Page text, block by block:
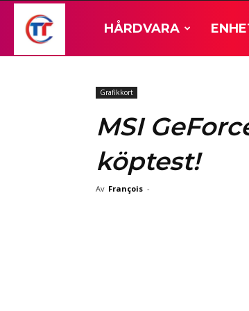
HÅRDVARA
Grafikkort
MSI
köptest!
Av François -